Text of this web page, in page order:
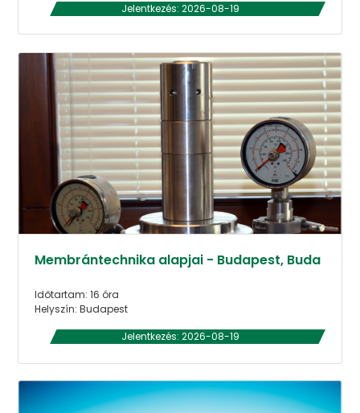
Jelentkezés: 2026-08-19
Membrántechnika alapjai - Budapest, Buda
Időtartam: 16 óra
Helyszín: Budapest
Jelentkezés: 2026-08-19